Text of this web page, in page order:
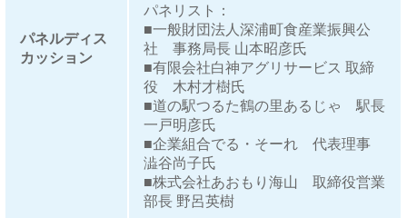
パネルディス
カッション
パネリスト：
■一般財団法人深浦町食産業振興公
社 事務局長 山本昭彦氏
■有限会社白神アグリサービス 取締
役 木村才樹氏
■道の駅つるた鶴の里あるじゃ 駅長
一戸明彦氏
■企業組合でる・そーれ 代表理事
澁谷尚子氏
■株式会社あおもり海山 取締役営業
部長 野呂英樹